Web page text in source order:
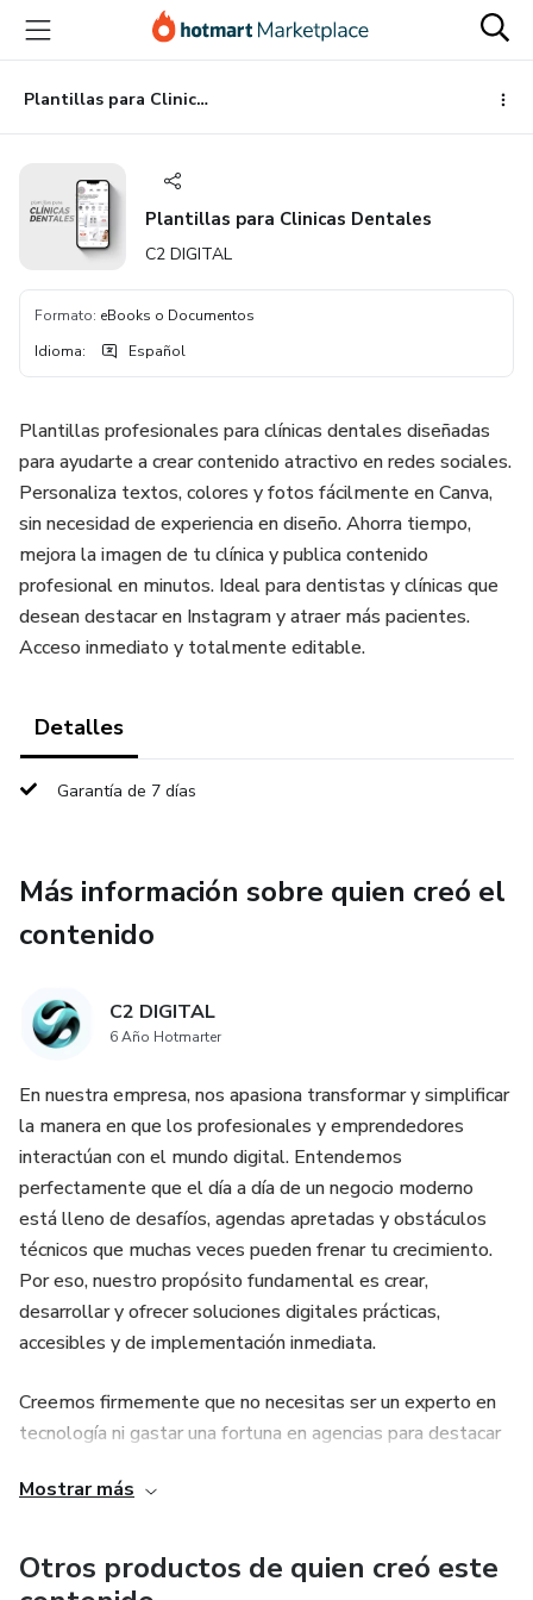
principal
página
de
página
Plantillas para Clinicas Dentales
Plantillas para Clinicas Dentales
C2 DIGITAL
Formato: eBooks o Documentos
Idioma: Español
Plantillas profesionales para clínicas dentales diseñadas
para ayudarte a crear contenido atractivo en redes sociales.
Personaliza textos, colores y fotos fácilmente en Canva,
sin necesidad de experiencia en diseño. Ahorra tiempo,
mejora la imagen de tu clínica y publica contenido
profesional en minutos. Ideal para dentistas y clínicas que
desean destacar en Instagram y atraer más pacientes.
Acceso inmediato y totalmente editable.
Detalles
Garantía de 7 días
Más información sobre quien creó el
contenido
C2 DIGITAL
6 Año Hotmarter
En nuestra empresa, nos apasiona transformar y simplificar
la manera en que los profesionales y emprendedores
interactúan con el mundo digital. Entendemos
perfectamente que el día a día de un negocio moderno
está lleno de desafíos, agendas apretadas y obstáculos
técnicos que muchas veces pueden frenar tu crecimiento.
Por eso, nuestro propósito fundamental es crear,
desarrollar y ofrecer soluciones digitales prácticas,
accesibles y de implementación inmediata.
Creemos firmemente que no necesitas ser un experto en
tecnología ni gastar una fortuna en agencias para destacar
través de nuestras herramientas, recursos y productos
complejo. Queremos permitirte enfocar tu energía y tu
valioso tiempo en lo que realmente importa: atender de
Mostrar más
Otros productos de quien creó este